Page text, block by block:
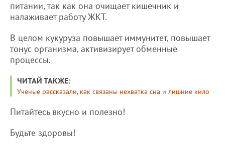
питании, так как она очищает кишечник и
налаживает работу ЖКТ.
В целом кукуруза повышает иммунитет, повышает
тонус организма, активизирует обменные
процессы.
ЧИТАЙ ТАКЖЕ:
Ученые рассказали, как связаны нехватка сна и лишние кило
Питайтесь вкусно и полезно!
Будьте здоровы!